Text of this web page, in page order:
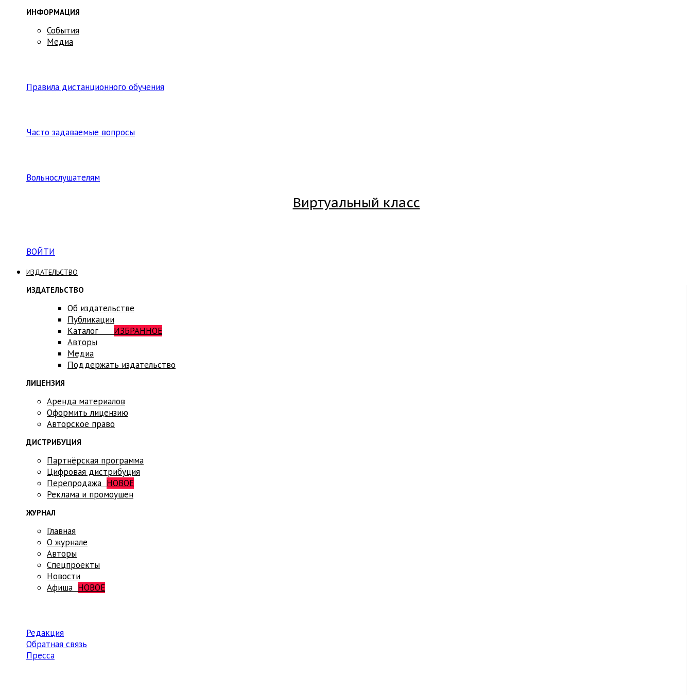
ИНФОРМАЦИЯ
События
Медиа
Правила дистанционного обучения
Часто задаваемые вопросы
Вольнослушателям
Виртуальный класс
ВОЙТИ
ИЗДАТЕЛЬСТВО
ИЗДАТЕЛЬСТВО
Об издательстве
Публикации
Каталог ИЗБРАННОЕ
Авторы
Медиа
Поддержать издательство
ЛИЦЕНЗИЯ
Аренда материалов
Оформить лицензию
Авторское право
ДИСТРИБУЦИЯ
Партнёрская программа
Цифровая дистрибуция
Перепродажа НОВОЕ
Реклама и промоушен
ЖУРНАЛ
Главная
О журнале
Авторы
Спецпроекты
Новости
Афиша НОВОЕ
Редакция
Обратная связь
Пресса